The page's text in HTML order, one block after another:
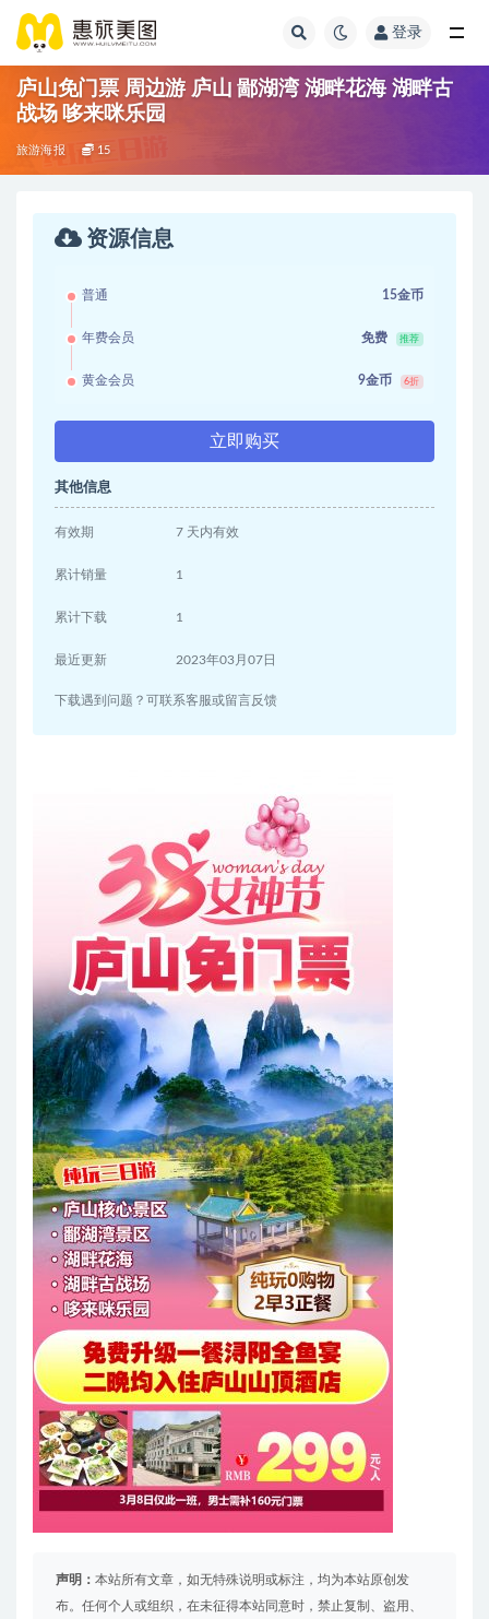
登录
庐山免门票 周边游 庐山 鄙湖湾 湖畔花海 湖畔古
战场 哆来咪乐园
旅游海报 15
资源信息
普通 15金币
年费会员 免费 推荐
黄金会员 9金币 6折
立即购买
其他信息
有效期 7 天内有效
累计销量 1
累计下载 1
最近更新 2023年03月07日
下载遇到问题？可联系客服或留言反馈
声明： 本站所有文章，如无特殊说明或标注，均为本站原创发
布。任何个人或组织，在未征得本站同意时，禁止复制、盗用、